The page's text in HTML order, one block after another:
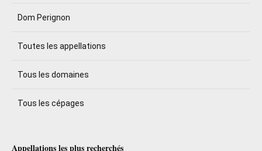
Dom Perignon
Toutes les appellations
Tous les domaines
Tous les cépages
Appellations les plus recherchés